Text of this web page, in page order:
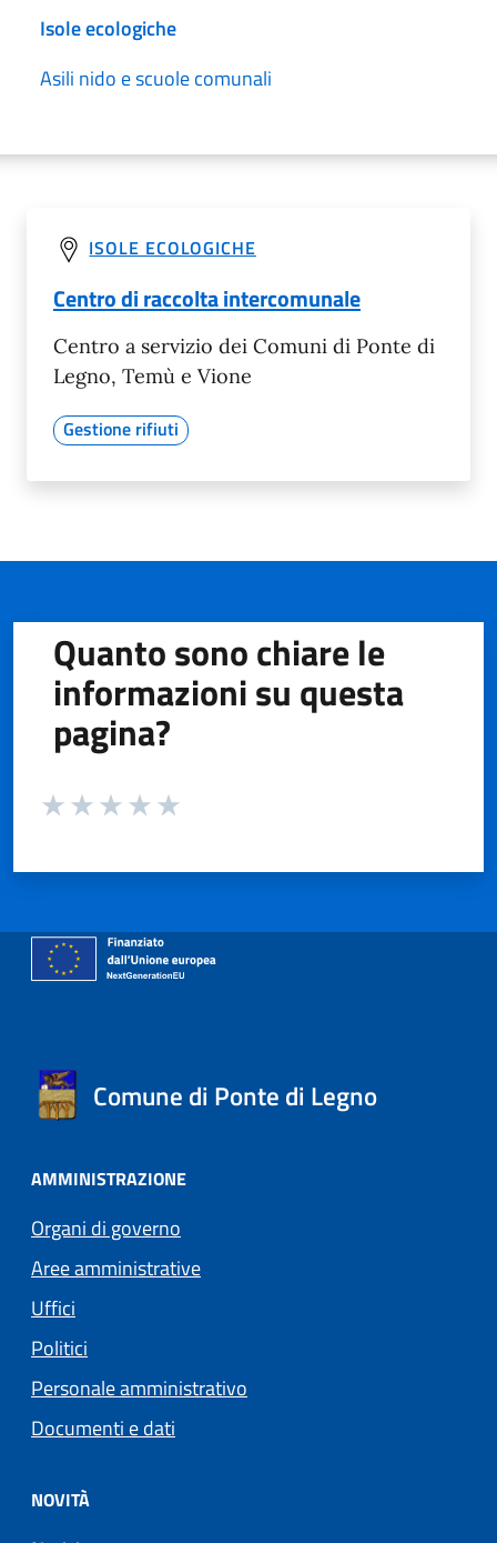
Isole ecologiche
Asili nido e scuole comunali
ISOLE ECOLOGICHE
Centro di raccolta intercomunale
Centro a servizio dei Comuni di Ponte di
Legno, Temù e Vione
Gestione rifiuti
Quanto sono chiare le
informazioni su questa
pagina?
Valuta da 1 a 5 stelle la pagina
Comune di Ponte di Legno
AMMINISTRAZIONE
Organi di governo
Aree amministrative
Uffici
Politici
Personale amministrativo
Documenti e dati
NOVITÀ